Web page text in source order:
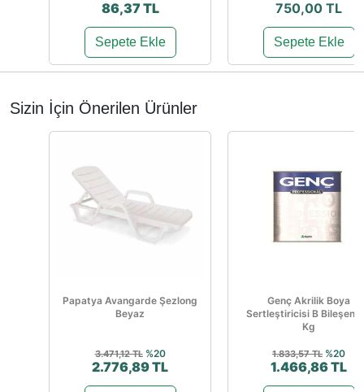
86,37 TL
Sepete Ekle
750,00 TL
Sepete Ekle
Sizin İçin Önerilen Ürünler
Papatya Avangarde Şezlong
Beyaz
3.471,12 TL %20
2.776,89 TL
Genç Akrilik Boya
Sertleştiricisi B Bileşen
Kg
1.833,57 TL %20
1.466,86 TL